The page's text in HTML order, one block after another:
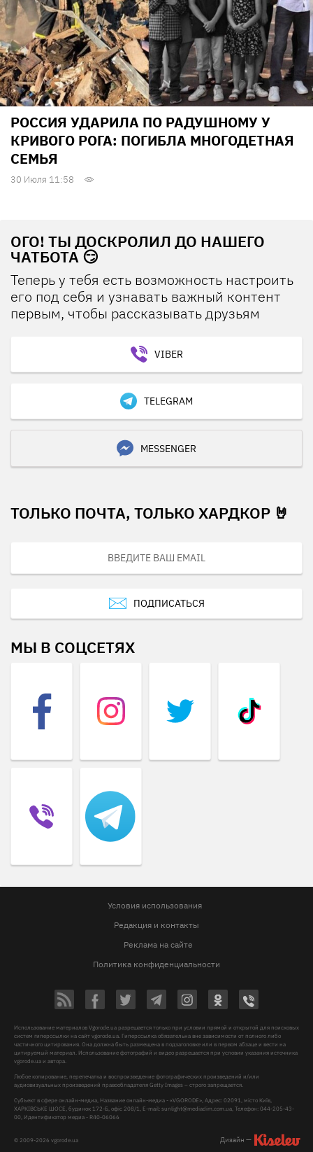
РОССИЯ УДАРИЛА ПО РАДУШНОМУ У
КРИВОГО РОГА: ПОГИБЛА МНОГОДЕТНАЯ
СЕМЬЯ
30 Июля 11:58
ОГО! ТЫ ДОСКРОЛИЛ ДО НАШЕГО
ЧАТБОТА 😏
Теперь у тебя есть возможность настроить
его под себя и узнавать важный контент
первым, чтобы рассказывать друзьям
VIBER
TELEGRAM
MESSENGER
ТОЛЬКО ПОЧТА, ТОЛЬКО ХАРДКОР 🤘
ПОДПИСАТЬСЯ
МЫ В СОЦСЕТЯХ
Условия использования
Редакция и контакты
Реклама на сайте
Политика конфиденциальности
© 2009-2026 vgorode.ua
Использование материалов Vgorode.ua разрешается только при условии прямой и открытой для поисковых
систем гиперссылки на сайт vgorode.ua. Гиперссылка обязательна вне зависимости от полного либо
частичного цитирования. Она должна быть размещена в подзаголовке или в первом абзаце и вести на
цитируемый материал. Использование фотографий и видео разрешается при условии указания источника
vgorode.ua и автора.
Любое копирование, перепечатка и воспроизведение фотографических произведений и/или
аудиовизуальных произведений правообладателя Getty Images – строго запрещается.
Субъект в сфере онлайн-медиа, Название онлайн-медиа - «VGORODE», Адрес: 02091, місто Київ,
ХАРКІВСЬКЕ ШОСЕ, будинок 172-Б, офіс 208/1, E-mail:sunlight@mediadim.com.ua , Телефон: 044-205-43-
00, Идентификатор медиа - R40-06066
Дизайн —